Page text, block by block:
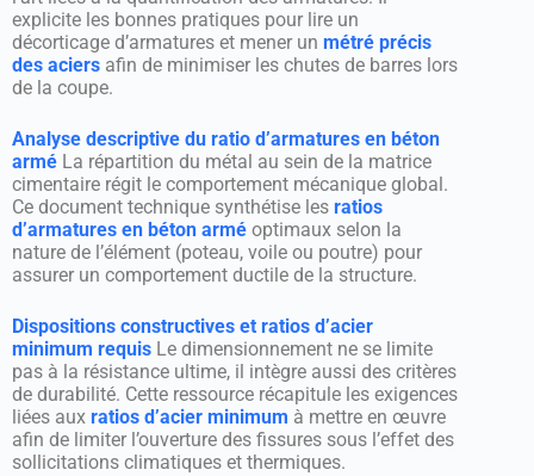
explicite les bonnes pratiques pour lire un
décorticage d’armatures et mener un métré précis
des aciers afin de minimiser les chutes de barres lors
de la coupe.
Analyse descriptive du ratio d’armatures en béton
armé La répartition du métal au sein de la matrice
cimentaire régit le comportement mécanique global.
Ce document technique synthétise les ratios
d’armatures en béton armé optimaux selon la
nature de l’élément (poteau, voile ou poutre) pour
assurer un comportement ductile de la structure.
Dispositions constructives et ratios d’acier
minimum requis Le dimensionnement ne se limite
pas à la résistance ultime, il intègre aussi des critères
de durabilité. Cette ressource récapitule les exigences
liées aux ratios d’acier minimum à mettre en œuvre
afin de limiter l’ouverture des fissures sous l’effet des
sollicitations climatiques et thermiques.